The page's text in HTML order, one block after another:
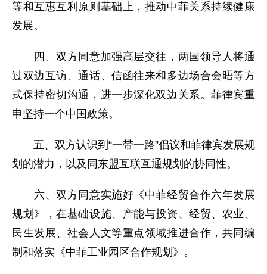
等和互惠互利原则基础上，推动中菲关系持续健康
发展。
四、双方同意加强高层交往，两国领导人将通
过双边互访、通话、信函往来和多边场合会晤等方
式保持密切沟通，进一步深化双边关系。菲律宾重
申坚持一个中国政策。
五、双方认识到“一带一路”倡议和菲律宾发展规
划的潜力，以及同东盟互联互通规划的协同性。
六、双方同意实施好《中菲经贸合作六年发展
规划》，在基础设施、产能与投资、经贸、农业、
民生发展、社会人文等重点领域推进合作，共同编
制和落实《中菲工业园区合作规划》。